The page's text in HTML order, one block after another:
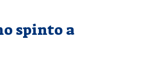
spinto a